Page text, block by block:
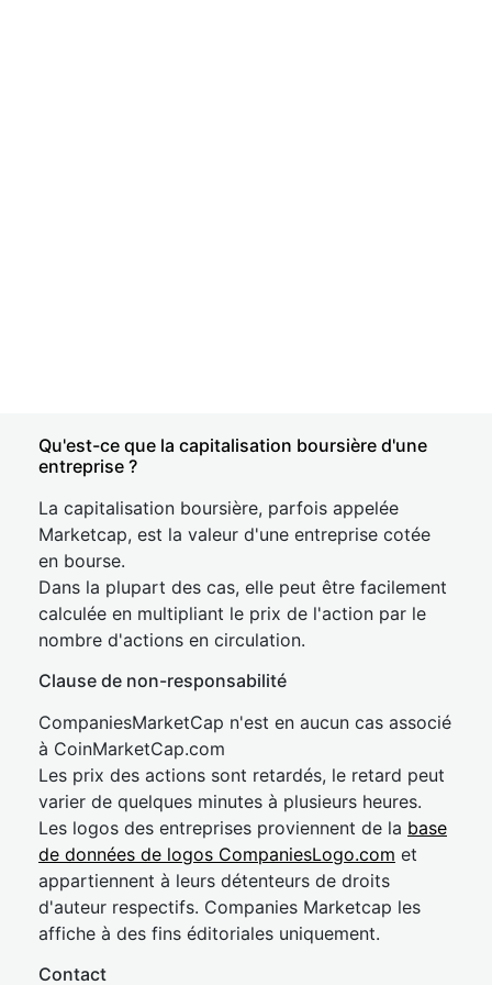
Qu'est-ce que la capitalisation boursière d'une
entreprise ?
La capitalisation boursière, parfois appelée
Marketcap, est la valeur d'une entreprise cotée
en bourse.
Dans la plupart des cas, elle peut être facilement
calculée en multipliant le prix de l'action par le
nombre d'actions en circulation.
Clause de non-responsabilité
CompaniesMarketCap n'est en aucun cas associé
à CoinMarketCap.com
Les prix des actions sont retardés, le retard peut
varier de quelques minutes à plusieurs heures.
Les logos des entreprises proviennent de la base
de données de logos CompaniesLogo.com et
appartiennent à leurs détenteurs de droits
d'auteur respectifs. Companies Marketcap les
affiche à des fins éditoriales uniquement.
Contact